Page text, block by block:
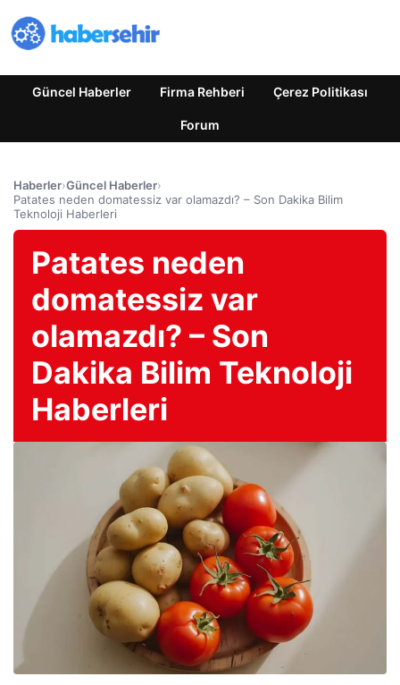
Güncel Haberler Firma Rehberi Çerez Politikası
Forum
Haberler›Güncel Haberler›
Patates neden domatessiz var olamazdı? – Son Dakika Bilim
Teknoloji Haberleri
Patates neden
domatessiz var
olamazdı? – Son
Dakika Bilim Teknoloji
Haberleri